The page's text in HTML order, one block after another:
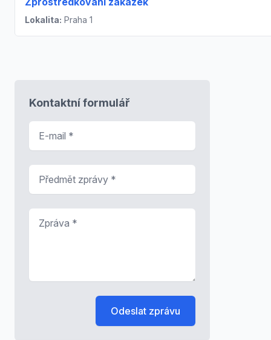
Lokalita: Praha 1
Kontaktní formulář
Odeslat zprávu